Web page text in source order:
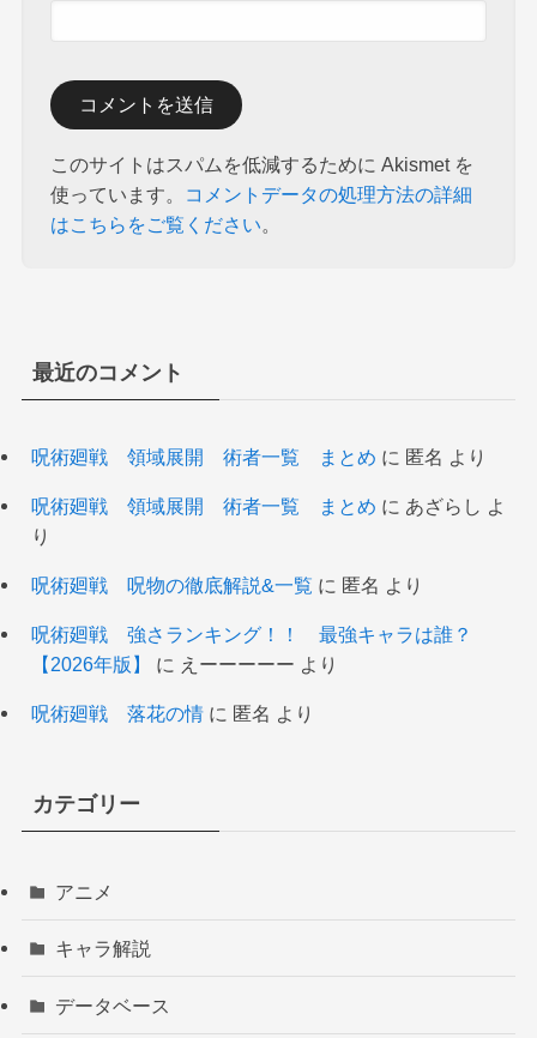
このサイトはスパムを低減するために Akismet を
使っています。
コメントデータの処理方法の詳細
はこちらをご覧ください
最近のコメント
呪術廻戦 領域展開 術者一覧 まとめ に 匿名 より
呪術廻戦 領域展開 術者一覧 まとめ に あざらし よ
り
呪術廻戦 呪物の徹底解説&一覧 に 匿名 より
呪術廻戦 強さランキング！！ 最強キャラは誰？
【2026年版】
に えーーーーー より
呪術廻戦 落花の情に 匿名 より
カテゴリー
アニメ
キャラ解説
データベース